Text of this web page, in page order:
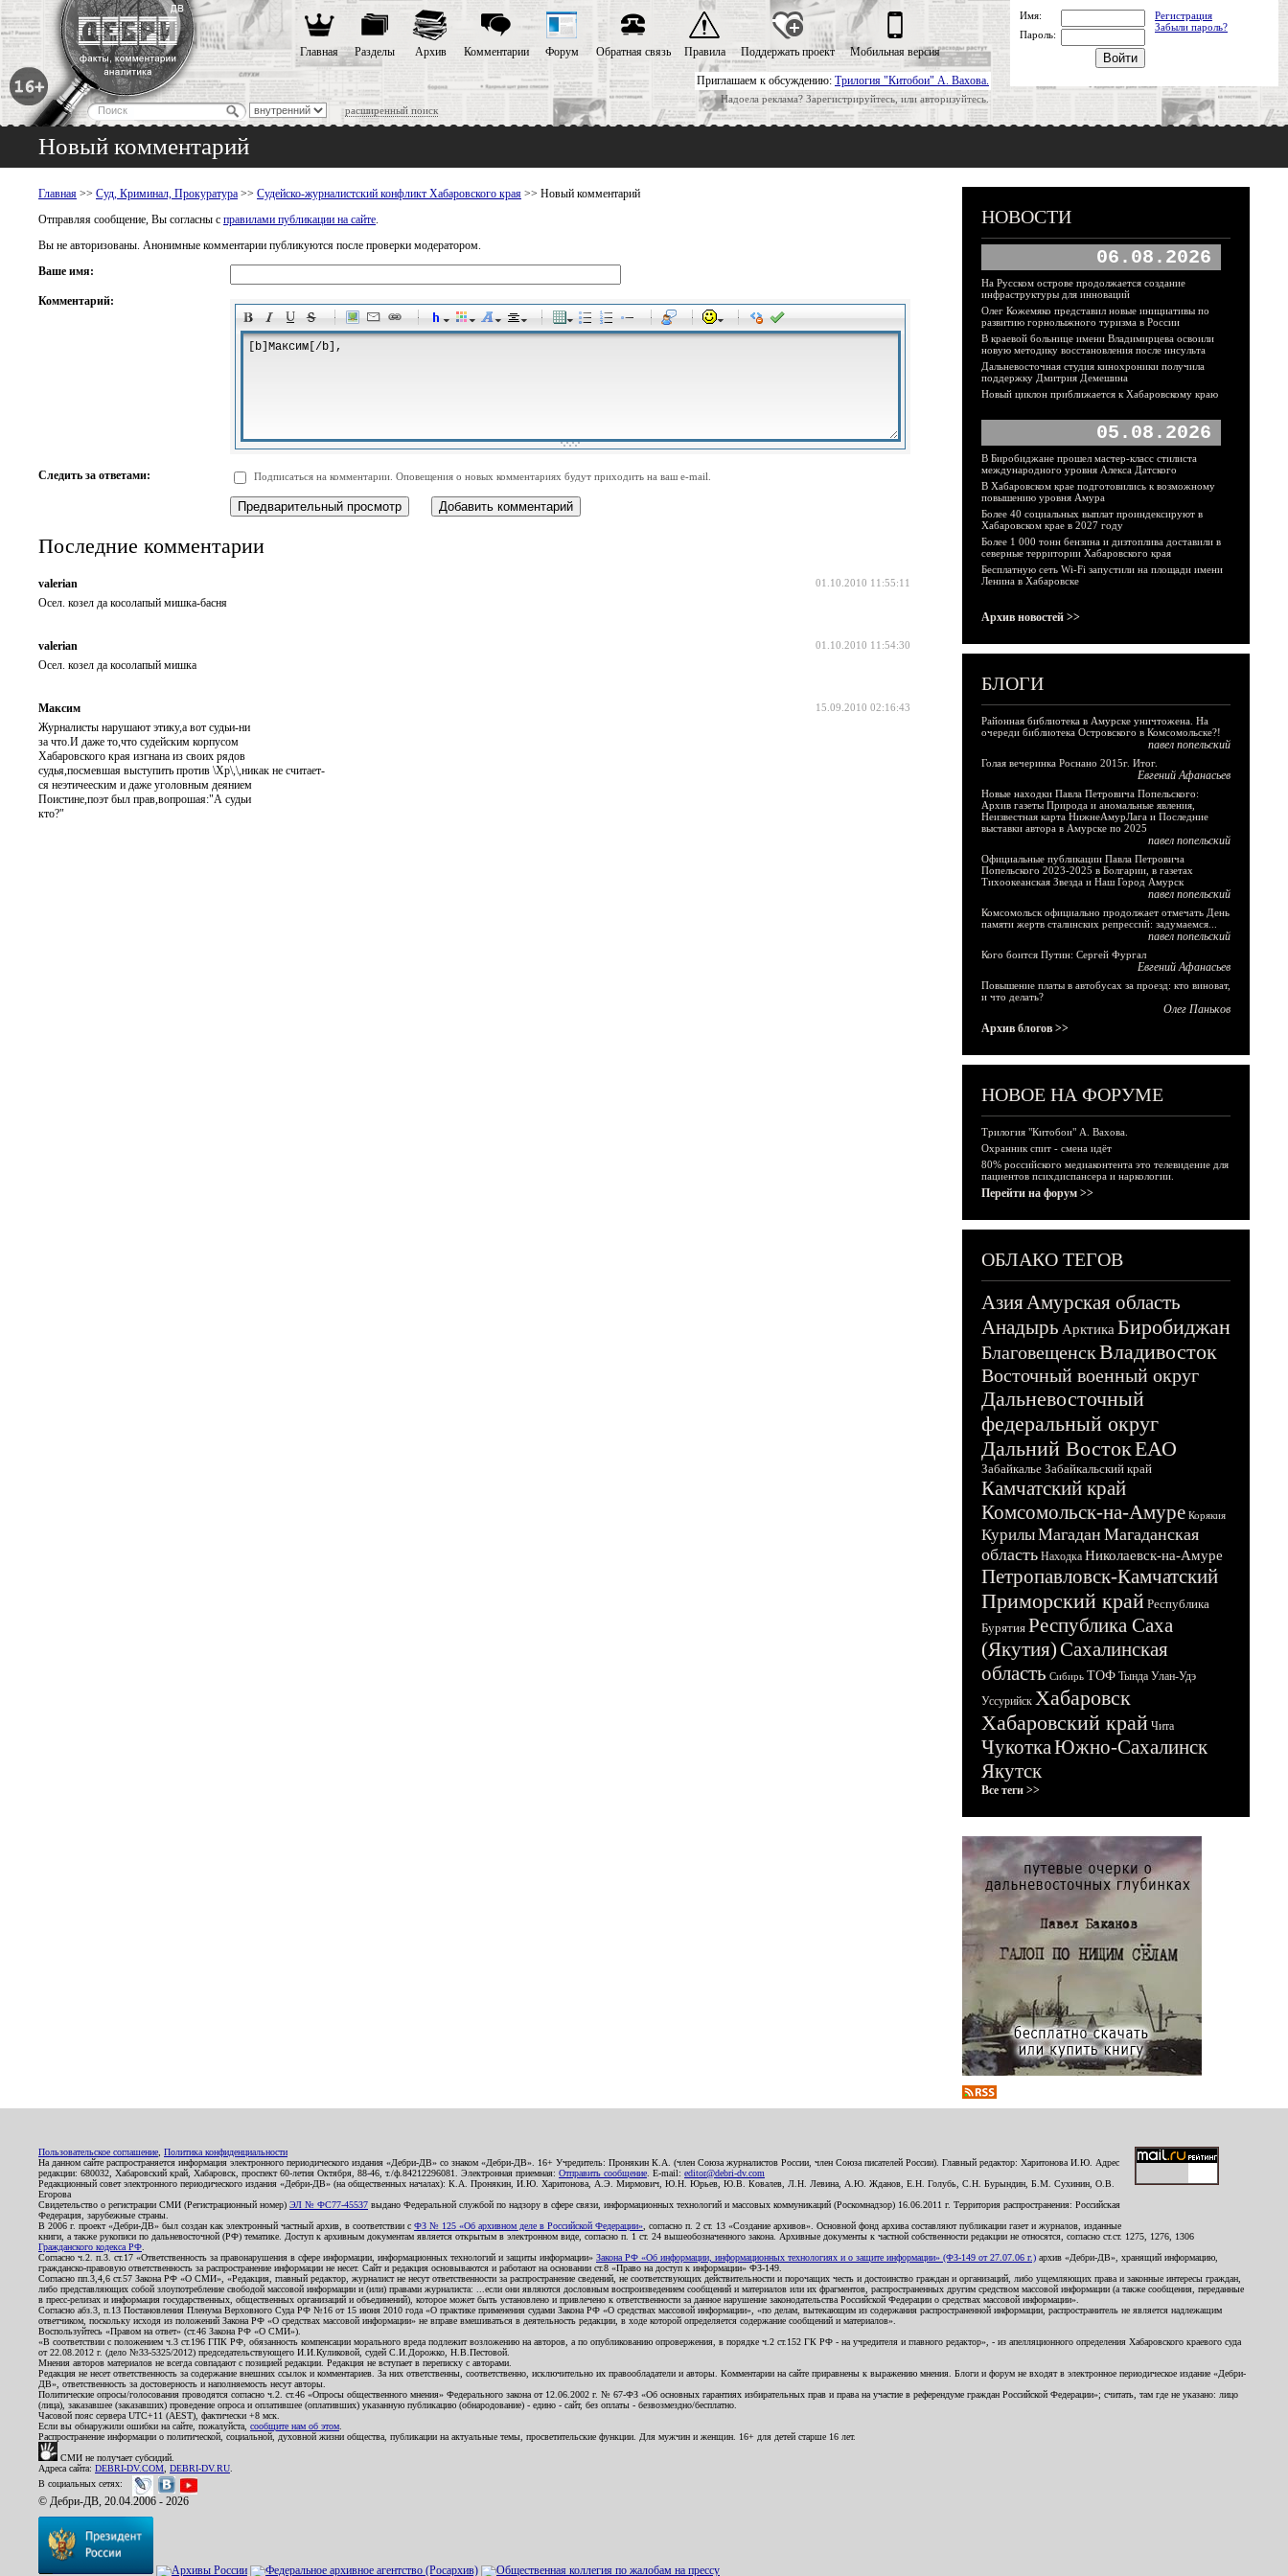
Приглашаем к обсуждению: Трилогия "Китобои" А. Вахова.
Надоела реклама? Зарегистрируйтесь, или авторизуйтесь.
расширенный поиск
Главная Разделы Архив Комментарии Форум Обратная связь Правила Поддержать проект Мобильная версия
Имя:
Регистрация
Забыли пароль?
Пароль:
Новый комментарий
Главная >> Суд, Криминал, Прокуратура >> Судейско-журналистский конфликт Хабаровского края >> Новый комментарий
Отправляя сообщение, Вы согласны с правилами публикации на сайте.
Вы не авторизованы. Анонимные комментарии публикуются после проверки модератором.
Ваше имя:
Комментарий:
-
-
-
-
-
-
-
-
-
-
-
-
-
-
-
-
-
-
-
-
-
-
-
-
-
-
-
-
Следить за ответами: Подписаться на комментарии. Оповещения о новых комментариях будут приходить на ваш e-mail.
Последние комментарии
01.10.2010 11:55:11
valerian
Осел. козел да косолапый мишка-басня
01.10.2010 11:54:30
valerian
Осел. козел да косолапый мишка
15.09.2010 02:16:43
Максим
Журналисты нарушают этику,а вот судьи-ни
за что.И даже то,что судейским корпусом
Хабаровского края изгнана из своих рядов
судья,посмевшая выступить против \Хр\,\,никак не считает-
ся неэтичееским и даже уголовным деянием
Поистине,поэт был прав,вопрошая:"А судьи
кто?"
НОВОСТИ
06.08.2026
На Русском острове продолжается создание
инфраструктуры для инноваций
Олег Кожемяко представил новые инициативы по
развитию горнолыжного туризма в России
В краевой больнице имени Владимирцева освоили
новую методику восстановления после инсульта
Дальневосточная студия кинохроники получила
поддержку Дмитрия Демешина
Новый циклон приближается к Хабаровскому краю
05.08.2026
В Биробиджане прошел мастер-класс стилиста
международного уровня Алекса Датского
В Хабаровском крае подготовились к возможному
повышению уровня Амура
Более 40 социальных выплат проиндексируют в
Хабаровском крае в 2027 году
Более 1 000 тонн бензина и дизтоплива доставили в
северные территории Хабаровского края
Бесплатную сеть Wi-Fi запустили на площади имени
Ленина в Хабаровске
Архив новостей >>
БЛОГИ
Районная библиотека в Амурске уничтожена. На
очереди библиотека Островского в Комсомольске?!
павел попельский
Голая вечеринка Роснано 2015г. Итог.
Евгений Афанасьев
Новые находки Павла Петровича Попельского:
Архив газеты Природа и аномальные явления,
Неизвестная карта НижнеАмурЛага и Последние
выставки автора в Амурске по 2025
павел попельский
Официальные публикации Павла Петровича
Попельского 2023-2025 в Болгарии, в газетах
Тихоокеанская Звезда и Наш Город Амурск
павел попельский
Комсомольск официально продолжает отмечать День
памяти жертв сталинских репрессий: задумаемся...
павел попельский
Кого боится Путин: Сергей Фургал
Евгений Афанасьев
Повышение платы в автобусах за проезд: кто виноват,
и что делать?
Олег Паньков
Архив блогов >>
НОВОЕ НА ФОРУМЕ
Трилогия "Китобои" А. Вахова.
Охранник спит - смена идёт
80% российского медиаконтента это телевидение для
пациентов психдиспансера и наркологии.
Перейти на форум >>
ОБЛАКО ТЕГОВ
АзияАмурская область
Анадырь Арктика Биробиджан
БлаговещенскВладивосток
Восточный военный округ
Дальневосточный
федеральный округ
Дальний ВостокЕАО
Забайкалье Забайкальский край
Камчатский край
Комсомольск-на-Амуре Корякия
КурилыМагадан Магаданская
область Находка Николаевск-на-Амуре
Петропавловск-Камчатский
Приморский край Республика
Бурятия Республика Саха
(Якутия)Сахалинская
область Сибирь ТОФ Тында Улан-Удэ
Уссурийск Хабаровск
Хабаровский край Чита
ЧукоткаЮжно-Сахалинск
Якутск
Все теги >>
Пользовательское соглашение Политика конфиденциальности
На данном сайте распространяется информация электронного периодического издания «Дебри-ДВ» со знаком «Дебри-ДВ». 16+ Учредитель: Пронякин К.А. (член Союза журналистов России, член Союза писателей России). Главный редактор: Харитонова И.Ю. Адрес
редакции: 680032, Хабаровский край, Хабаровск, проспект 60-летия Октября, 88-46, т./ф.84212296081. Электронная приемная: Отправить сообщение . E-mail: editor@debri-dv.com
Редакционный совет электронного периодического издания «Дебри-ДВ» (на общественных началах): К.А. Пронякин, И.Ю. Харитонова, А.Э. Мирмович, Ю.Н. Юрьев, Ю.В. Ковалев, Л.Н. Левина, А.Ю. Жданов, Е.Н. Голубь, С.Н. Бурындин, Б.М. Сухинин, О.В.
Егорова
Свидетельство о регистрации СМИ (Регистрационный номер) ЭЛ № ФС77-45537 выдано Федеральной службой по надзору в сфере связи, информационных технологий и массовых коммуникаций (Роскомнадзор) 16.06.2011 г. Территория распространения: Российская
Федерация, зарубежные страны.
В 2006 г. проект «Дебри-ДВ» был создан как электронный частный архив, в соответствии с ФЗ № 125 «Об архивном деле в Российской Федерации» , согласно п. 2 ст. 13 «Создание архивов». Основной фонд архива составляют публикации газет и журналов, изданные
книги, а также рукописи по дальневосточной (РФ) тематике. Доступ к архивным документам является открытым в электронном виде, согласно п. 1 ст. 24 вышеобозначенного закона. Архивные документы к частной собственности редакции не относятся, согласно ст.ст. 1275, 1276, 1306
Гражданского кодекса РФ
Согласно ч.2. п.3. ст.17 «Ответственность за правонарушения в сфере информации, информационных технологий и защиты информации» Закона РФ «Об информации, информационных технологиях и о защите информации» (ФЗ-149 от 27.07.06 г.) архив «Дебри-ДВ», хранящий информацию,
гражданско-правовую ответственность за распространение информации не несет. Сайт и редакция основываются и работают на основании ст.8 «Право на доступ к информации» ФЗ-149.
Согласно пп.3,4,6 ст.57 Закона РФ «О СМИ», «Редакция, главный редактор, журналист не несут ответственности за распространение сведений, не соответствующих действительности и порочащих честь и достоинство граждан и организаций, либо ущемляющих права и законные интересы граждан,
либо представляющих собой злоупотребление свободой массовой информации и (или) правами журналиста: ...если они являются дословным воспроизведением сообщений и материалов или их фрагментов, распространенных другим средством массовой информации (а также сообщения, переданные
в пресс-релизах и информация государственных, общественных организаций и объединений), которое может быть установлено и привлечено к ответственности за данное нарушение законодательства Российской Федерации о средствах массовой информации».
Согласно абз.3, п.13 Постановления Пленума Верховного Суда РФ №16 от 15 июня 2010 года «О практике применения судами Закона РФ «О средствах массовой информации», «по делам, вытекающим из содержания распространенной информации, распространитель не является надлежащим
ответчиком, поскольку исходя из положений Закона РФ «О средствах массовой информации» не вправе вмешиваться в деятельность редакции, в ходе которой определяется содержание сообщений и материалов».
Воспользуйтесь «Правом на ответ» (ст.46 Закона РФ «О СМИ»).
«В соответствии с положением ч.3 ст.196 ГПК РФ, обязанность компенсации морального вреда подлежит возложению на авторов, а по опубликованию опровержения, в порядке ч.2 ст.152 ГК РФ - на учредителя и главного редактор», - из апелляционного определения Хабаровского краевого суда
от 22.08.2012 г. (дело №33-5325/2012) председательствующего И.И.Куликовой, судей С.И.Дорожко, Н.В.Пестовой.
Мнения авторов материалов не всегда совпадают с позицией редакции. Редакция не вступает в переписку с авторами.
Редакция не несет ответственность за содержание внешних ссылок и комментариев. За них ответственны, соответственно, исключительно их правообладатели и авторы. Комментарии на сайте приравнены к выражению мнения. Блоги и форум не входят в электронное периодическое издание «Дебри-
ДВ», ответственность за достоверность и наполняемость несут авторы.
Политические опросы/голосования проводятся согласно ч.2. ст.46 «Опросы общественного мнения» Федерального закона от 12.06.2002 г. № 67-ФЗ «Об основных гарантиях избирательных прав и права на участие в референдуме граждан Российской Федерации»; считать, там где не указано: лицо
(лица), заказавшее (заказавших) проведение опроса и оплатившее (оплативших) указанную публикацию (обнародование) - едино - сайт, без оплаты - безвозмездно/бесплатно.
Часовой пояс сервера UTC+11 (AEST), фактически +8 мск.
Если вы обнаружили ошибки на сайте, пожалуйста, сообщите нам об этом
Распространение информации о политической, социальной, духовной жизни общества, публикации на актуальные темы, просветительские функции. Для мужчин и женщин. 16+ для детей старше 16 лет.
СМИ не получает субсидий.
Адреса сайта: DEBRI-DV.COM DEBRI-DV.RU
В социальных сетях:
© Дебри-ДВ, 20.04.2006 - 2026